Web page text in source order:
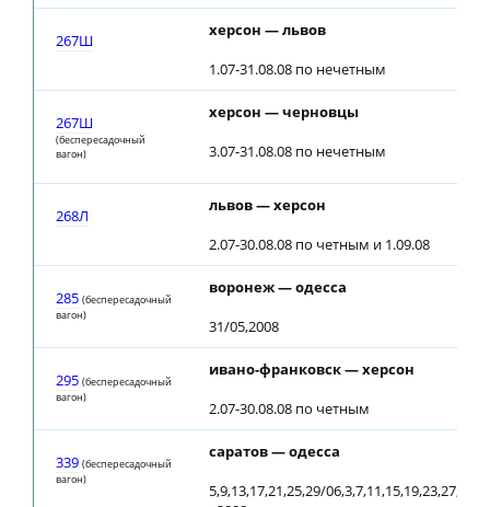
267Ш
херсон — львов
1.07-31.08.08 по нечетным
267Ш
(беспересадочный
вагон)
херсон — черновцы
3.07-31.08.08 по нечетным
268Л
львов — херсон
2.07-30.08.08 по четным и 1.09.08
285 (беспересадочный
вагон)
воронеж — одесса
31/05,2008
295 (беспересадочный
вагон)
ивано-франковск — херсон
2.07-30.08.08 по четным
339 (беспересадочный
вагон)
саратов — одесса
5,9,13,17,21,25,29/06,3,7,11,15,19,23,27,31/